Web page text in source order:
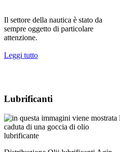
Il settore della nautica è stato da
sempre oggetto di particolare
attenzione.
Leggi tutto
Lubrificanti